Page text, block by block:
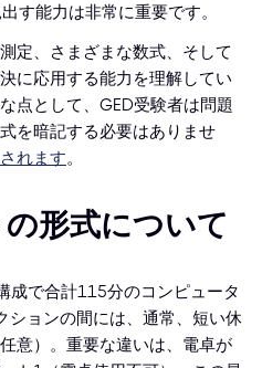
す能力は非常に重要です。
定、さまざまな数式、そして
に応用する能力を理解してい
点として、GED受験者は問題
を暗記する必要はありませ
れます。
形式について
成で合計115分のコンピュータ
ションの間には、通常、短い休
意）。重要な違いは、電卓が